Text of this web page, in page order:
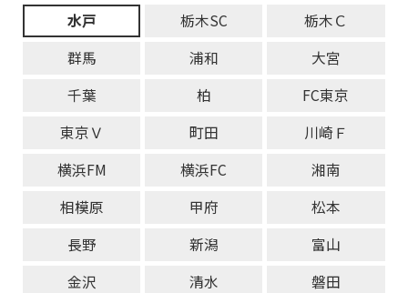
水戸
栃木SC
栃木Ｃ
群馬
浦和
大宮
千葉
柏
FC東京
東京Ｖ
町田
川崎Ｆ
横浜FM
横浜FC
湘南
相模原
甲府
松本
長野
新潟
富山
金沢
清水
磐田